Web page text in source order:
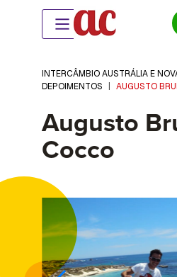
INTERCÂMBIO AUSTRÁLIA E
DEPOIMENTOS
AUGUSTO
Augusto
Cocco